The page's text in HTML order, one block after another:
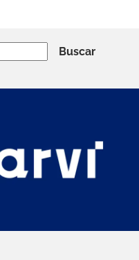
Buscar